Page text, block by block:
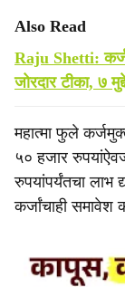
Also Read
Raju Shetti:
जोरदार टीका, ७
महात्मा फुले
५० हजार
रुपयांपर्यंतचा लाभ
कर्जांचाही समावेश